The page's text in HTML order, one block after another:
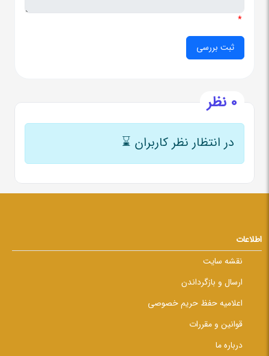
*
0 نظر
در انتظار نظر کاربران ⌛
اطلاعات
نقشه سایت
ارسال و بازگرداندن
اعلامیه حفظ حریم خصوصی
قوانین و مقررات
درباره ما